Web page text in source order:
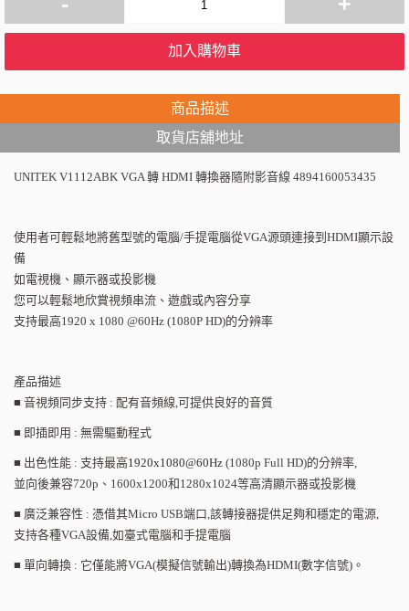
加入購物車
商品描述
取貨店舖地址
UNITEK V1112ABK VGA 轉 HDMI 轉換器隨附影音線 4894160053435
使用者可輕鬆地將舊型號的電腦/手提電腦從VGA源頭連接到 HDMI顯示設
備
如電視機、顯示器或投影機
您可以輕鬆地欣賞視頻串流、遊戲或內容分享
支持最高1920 x 1080 @60Hz (1080P HD)的分辨率
產品描述
■ 音視頻同步支持 : 配有音頻線 可提供良好的音質
■ 即插即用 : 無需驅動程式
■ 出色性能 : 支持最高1920x1080@60Hz (1080p Full HD)的分辨率
並向後兼容720p 、 1600x1200和 1280x1024等高清顯示器或投影機
■ 廣泛兼容性 : 憑借其Micro USB端口 該轉接器提供足夠和穩定的電源
支持各種VGA設備 如臺式電腦和手提電腦
■ 單向轉換 : 它僅能將VGA(模擬信號輸出)轉換為HDMI(數字信號) 。